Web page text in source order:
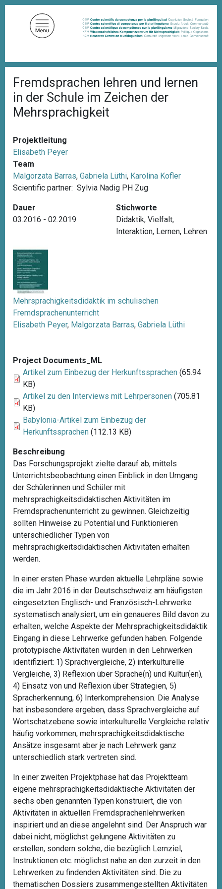
D
f
a
d
a
g
a
t
i
o
n
Fremdsprachen lehren und lernen
in der Schule im Zeichen der
Mehrsprachigkeit
Projektleitung
Elisabeth Peyer
Team
Malgorzata Barras, Gabriela Lüthi, Karolina Kofler
Scientific partner: Sylvia Nadig PH Zug
Dauer
03.2016 - 02.2019
Stichworte
Didaktik, Vielfalt,
Interaktion, Lernen, Lehren
Mehrsprachigkeitsdidaktik im schulischen
Fremdsprachenunterricht
Elisabeth Peyer, Malgorzata Barras, Gabriela Lüthi
Project Documents_ML
Artikel zum Einbezug der Herkunftssprachen (65.94
KB)
Artikel zu den Interviews mit Lehrpersonen (705.81
KB)
Babylonia-Artikel zum Einbezug der
Herkunftssprachen (112.13 KB)
Beschreibung
Das Forschungsprojekt zielte darauf ab, mittels
Unterrichtsbeobachtung einen Einblick in den Umgang
der Schülerinnen und Schüler mit
mehrsprachigkeitsdidaktischen Aktivitäten im
Fremdsprachenunterricht zu gewinnen. Gleichzeitig
sollten Hinweise zu Potential und Funktionieren
unterschiedlicher Typen von
mehrsprachigkeitsdidaktischen Aktivitäten erhalten
werden.
In einer ersten Phase wurden aktuelle Lehrpläne sowie
die im Jahr 2016 in der Deutschschweiz am häufigsten
eingesetzten Englisch- und Französisch-Lehrwerke
systematisch analysiert, um ein genaueres Bild davon zu
erhalten, welche Aspekte der Mehrsprachigkeitsdidaktik
Eingang in diese Lehrwerke gefunden haben. Folgende
prototypische Aktivitäten wurden in den Lehrwerken
identifiziert: 1) Sprachvergleiche, 2) interkulturelle
Vergleiche, 3) Reflexion über Sprache(n) und Kultur(en),
4) Einsatz von und Reflexion über Strategien, 5)
Spracherkennung, 6) Interkomprehension. Die Analyse
hat insbesondere ergeben, dass Sprachvergleiche auf
Wortschatzebene sowie interkulturelle Vergleiche relativ
häufig vorkommen, mehrsprachigkeitsdidaktische
Ansätze insgesamt aber je nach Lehrwerk ganz
unterschiedlich stark vertreten sind.
In einer zweiten Projektphase hat das Projektteam
eigene mehrsprachigkeitsdidaktische Aktivitäten der
sechs oben genannten Typen konstruiert, die von
Aktivitäten in aktuellen Fremdsprachenlehrwerken
inspiriert und an diese angelehnt sind. Der Anspruch war
dabei nicht, möglichst gelungene Aktivitäten zu
erstellen, sondern solche, die bezüglich Lernziel,
Instruktionen etc. möglichst nahe an den zurzeit in den
Lehrwerken zu findenden Aktivitäten sind. Die zu
thematischen Dossiers zusammengestellten Aktivitäten